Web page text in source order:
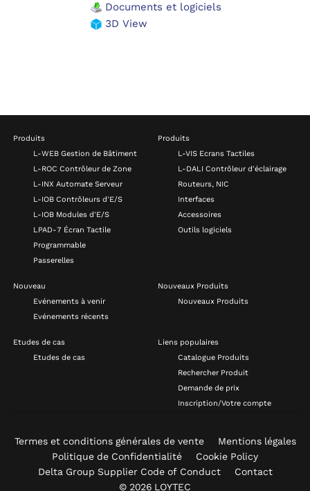
Documents et logiciels
3D View
Produits
L-WEB Gestion de Bâtiment
L-ROC Contrôleur de Zone
L-INX Automate Serveur
L-IOB Contrôleurs d'E/S
L-IOB Modules d'E/S
LPAD-7 Écran Tactile
Programmable
Passerelles
Produits
L-VIS Ecrans Tactiles
L-DALI Contrôleur d'éclairage
Routeurs, NIC
Interfaces
Accessoires
Outils logiciels
Nouveau
Evénements à venir
Evénements récents
Nouveaux Produits
Nouveaux Produits
Etudes de cas
Etudes de cas
Liens populaires
Catalogue Produits
Rechercher Produit
Demande de prix
Inscription/Votre compte
Termes et conditions générales de vente
Mentions légales
Politique de Confidentialité
Cookie Policy
Delta Group Supplier Code of Conduct
Contact
© 2026 LOYTEC